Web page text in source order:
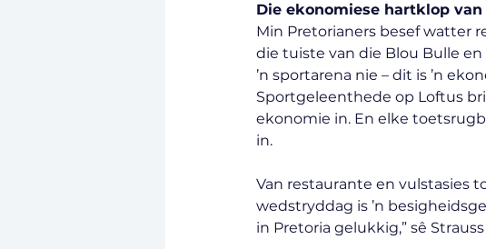
Die ekonomiese hartklop van
Min Pretorianers besef watter
die tuiste van die Blou Bulle
’n sportarena nie – dit is ’n
Sportgeleenthede op Loftus
ekonomie in. En elke
in.
Van restaurante en vulstasies
wedstryddag is ’n
in Pretoria gelukkig,” sê